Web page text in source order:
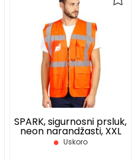
SPARK, sigurnosni prsluk,
neon narandžasti, XXL
Uskoro